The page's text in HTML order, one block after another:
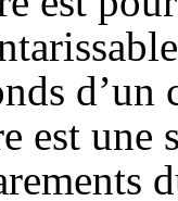
d’un
est une